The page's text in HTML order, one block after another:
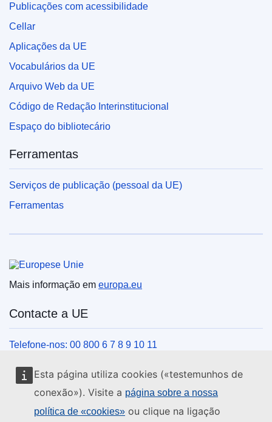
Esta página utiliza cookies («testemunhos de
conexão»). Visite a página sobre a nossa
política de «cookies» ou clique na ligação
Publicações com acessibilidade
Cellar
Aplicações da UE
Vocabulários da UE
Arquivo Web da UE
Código de Redação Interinstitucional
Espaço do bibliotecário
Ferramentas
Serviços de publicação (pessoal da UE)
Ferramentas
Mais informação em europa.eu
Contacte a UE
Telefone-nos: 00 800 6 7 8 9 10 11
Veja outros contactos telefónicos
Chegue a nós pelo nosso formulário
Venha ter connosco a um centro da UE